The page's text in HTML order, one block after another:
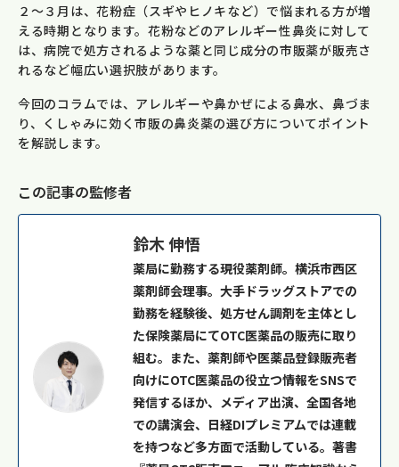
２〜３月は、花粉症（スギやヒノキなど）で悩まれる方が増
える時期となります。花粉などのアレルギー性鼻炎に対して
は、病院で処方されるような薬と同じ成分の市販薬が販売さ
れるなど幅広い選択肢があります。
今回のコラムでは、アレルギーや鼻かぜによる鼻水、鼻づま
り、くしゃみに効く市販の鼻炎薬の選び方についてポイント
を解説します。
この記事の監修者
鈴木 伸悟
薬局に勤務する現役薬剤師。横浜市西区
薬剤師会理事。大手ドラッグストアでの
勤務を経験後、処方せん調剤を主体とし
た保険薬局にてOTC医薬品の販売に取り
組む。また、薬剤師や医薬品登録販売者
向けにOTC医薬品の役立つ情報をSNSで
発信するほか、メディア出演、全国各地
での講演会、日経DIプレミアムでは連載
を持つなど多方面で活動している。著書